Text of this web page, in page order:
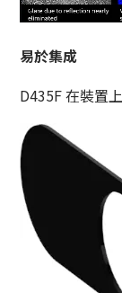
易於集成
D435F 在裝置